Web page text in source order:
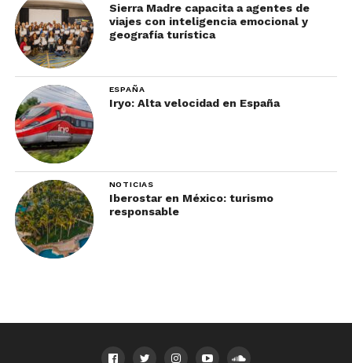
Sierra Madre capacita a agentes de
viajes con inteligencia emocional y
geografía turística
ESPAÑA
Iryo: Alta velocidad en España
NOTICIAS
Iberostar en México: turismo
responsable